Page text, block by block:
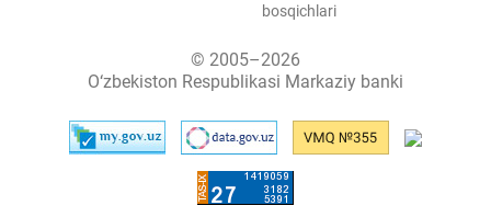
bosqichlari
© 2005–2026
O‘zbekiston Respublikasi Markaziy banki